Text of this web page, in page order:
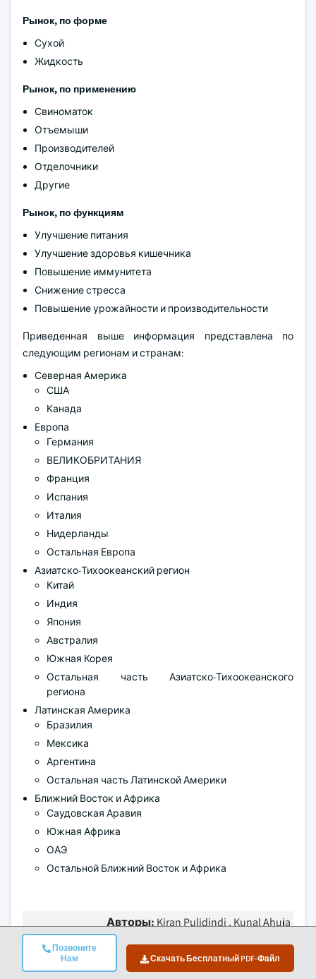
Позвоните
Нам
Скачать Бесплатный PDF-Файл
Рынок, по форме
Сухой
Жидкость
Рынок, по применению
Свиноматок
Отъемыши
Производителей
Отделочники
Другие
Рынок, по функциям
Улучшение питания
Улучшение здоровья кишечника
Повышение иммунитета
Снижение стресса
Повышение урожайности и производительности
Приведенная выше информация представлена по
следующим регионам и странам:
Северная Америка
США
Канада
Европа
Германия
ВЕЛИКОБРИТАНИЯ
Франция
Испания
Италия
Нидерланды
Остальная Европа
Азиатско-Тихоокеанский регион
Китай
Индия
Япония
Австралия
Южная Корея
Остальная часть Азиатско-Тихоокеанского
региона
Латинская Америка
Бразилия
Мексика
Аргентина
Остальная часть Латинской Америки
Ближний Восток и Африка
Саудовская Аравия
Южная Африка
ОАЭ
Остальной Ближний Восток и Африка
Авторы: Kiran Pulidindi , Kunal Ahuja
Часто задаваемые вопросы(FAQ):